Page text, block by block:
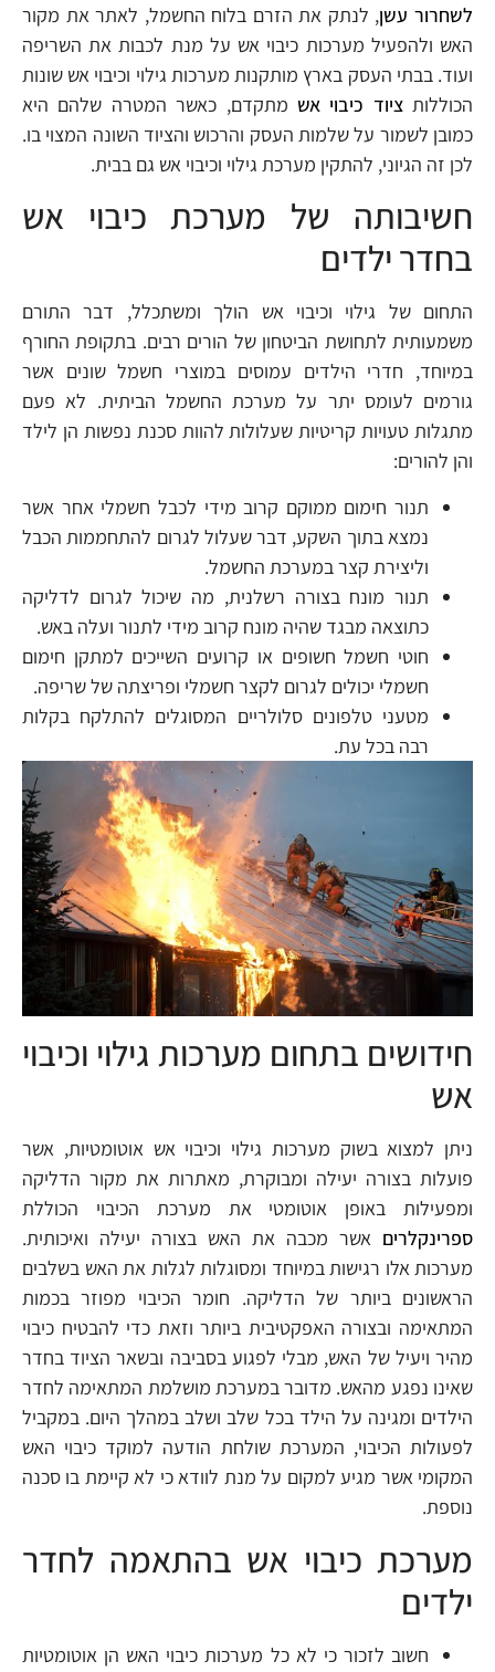
לשחרור עשן, לנתק את הזרם בלוח החשמל, לאתר את מקור
האש ולהפעיל מערכות כיבוי אש על מנת לכבות את השריפה
ועוד. בבתי העסק בארץ מותקנות מערכות גילוי וכיבוי אש שונות
הכוללותציוד כיבוי אש מתקדם, כאשר המטרה שלהם היא
כמובן לשמור על שלמות העסק והרכוש והציוד השונה המצוי בו.
לכן זה הגיוני, להתקין מערכת גילוי וכיבוי אש גם בבית.
חשיבותה של מערכת כיבוי אש
בחדר ילדים
התחום של גילוי וכיבוי אש הולך ומשתכלל, דבר התורם
משמעותית לתחושת הביטחון של הורים רבים. בתקופת החורף
במיוחד, חדרי הילדים עמוסים במוצרי חשמל שונים אשר
גורמים לעומס יתר על מערכת החשמל הביתית. לא פעם
מתגלות טעויות קריטיות שעלולות להוות סכנת נפשות הן לילד
והן להורים:
תנור חימום ממוקם קרוב מידי לכבל חשמלי אחר אשר
נמצא בתוך השקע, דבר שעלול לגרום להתחממות הכבל
וליצירת קצר במערכת החשמל.
תנור מונח בצורה רשלנית, מה שיכול לגרום לדליקה
כתוצאה מבגד שהיה מונח קרוב מידי לתנור ועלה באש.
חוטי חשמל חשופים או קרועים השייכים למתקן חימום
חשמלי יכולים לגרום לקצר חשמלי ופריצתה של שריפה.
מטעני טלפונים סלולריים המסוגלים להתלקח בקלות
רבה בכל עת.
חידושים בתחום מערכות גילוי וכיבוי
אש
ניתן למצוא בשוק מערכות גילוי וכיבוי אש אוטומטיות, אשר
פועלות בצורה יעילה ומבוקרת, מאתרות את מקור הדליקה
ומפעילות באופן אוטומטי את מערכת הכיבוי הכוללת
ספרינקלרים אשר מכבה את האש בצורה יעילה ואיכותית.
מערכות אלו רגישות במיוחד ומסוגלות לגלות את האש בשלבים
הראשונים ביותר של הדליקה. חומר הכיבוי מפוזר בכמות
המתאימה ובצורה האפקטיבית ביותר וזאת כדי להבטיח כיבוי
מהיר ויעיל של האש, מבלי לפגוע בסביבה ובשאר הציוד בחדר
שאינו נפגע מהאש. מדובר במערכת מושלמת המתאימה לחדר
הילדים ומגינה על הילד בכל שלב ושלב במהלך היום. במקביל
לפעולות הכיבוי, המערכת שולחת הודעה למוקד כיבוי האש
המקומי אשר מגיע למקום על מנת לוודא כי לא קיימת בו סכנה
נוספת.
מערכת כיבוי אש בהתאמה לחדר
ילדים
חשוב לזכור כי לא כל מערכות כיבוי האש הן אוטומטיות